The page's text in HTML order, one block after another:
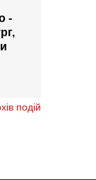
-
подій